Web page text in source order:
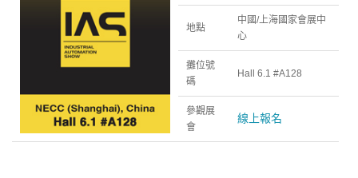
地點
中國/上海國家會展中
心
攤位號
碼
Hall 6.1 #A128
參觀展
會
線上報名